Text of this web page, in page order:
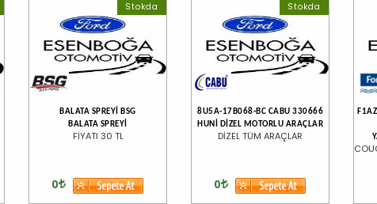
Stokda
BALATA SPREYİ BSG
BALATA SPREYİ
FİYATI 30 TL
0
Stokda
8U5A-17B068-BC CABU 330666
HUNİ DİZEL MOTORLU ARAÇLAR
DİZEL TÜM ARAÇLAR
0